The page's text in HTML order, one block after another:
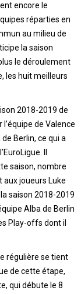
encore le
réparties en
au milieu de
la saison
le déroulement
les huit meilleurs
2018-2019 de
de Valence
de Berlin, ce qui a
Il
saison, nombre
joueurs Luke
saison 2018-2019
Alba de Berlin
Play-offs dont il
régulière se tient
de cette étape,
qui débute le 8